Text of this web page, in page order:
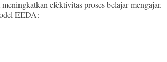
efektivitas proses belajar mengajar.
EEDA: